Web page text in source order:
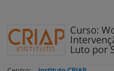
Curso:
Luto por